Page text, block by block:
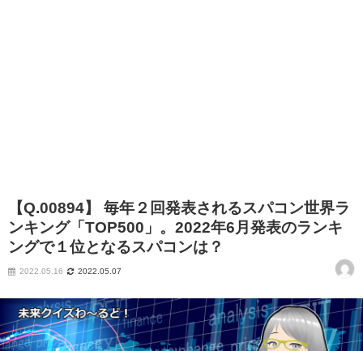
【Q.00894】 毎年２回発表されるスパコン世界ラ
ンキング「TOP500」。2022年6月発表のランキ
ングで１位となるスパコンは？
2022.05.16 2022.05.07